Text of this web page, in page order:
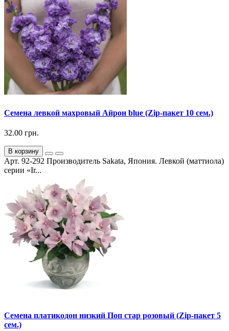
Семена левкой махровый Айрон blue (Zip-пакет 10 сем.)
32.00 грн.
В корзину
Арт. 92-292 Производитель Sakata, Япония. Левкой (маттиола)
серии «Ir...
Семена платикодон низкий Поп стар розовый (Zip-пакет 5
сем.)